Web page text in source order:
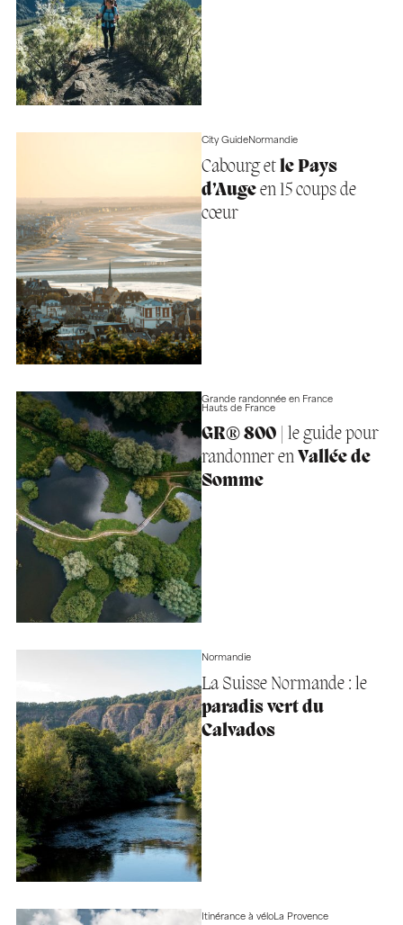
City GuideNormandie
Cabourg etle Pays
d’Augeen 15 coups de
cœur
Grande randonnée en France
Hauts de France
GR® 800| le guide pour
randonner enVallée de
Somme
Normandie
La Suisse Normande : le
paradis vert du
Calvados
Itinérance à véloLa Provence